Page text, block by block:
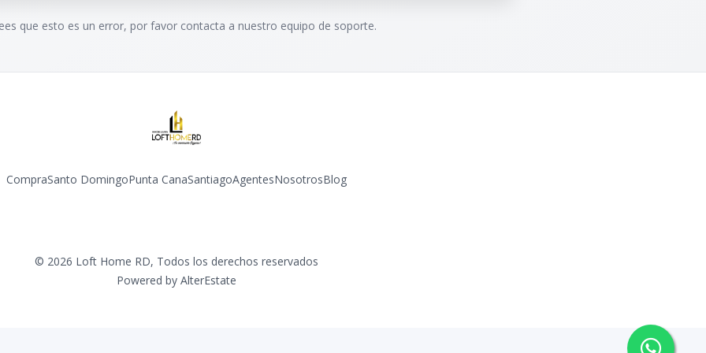
que esto es un error, por favor contacta a nuestro equipo de soporte.
CompraSanto DomingoPunta CanaSantiagoAgentesNosotrosBlog
© 2026 Loft Home RD, Todos los derechos reservados
Powered by AlterEstate